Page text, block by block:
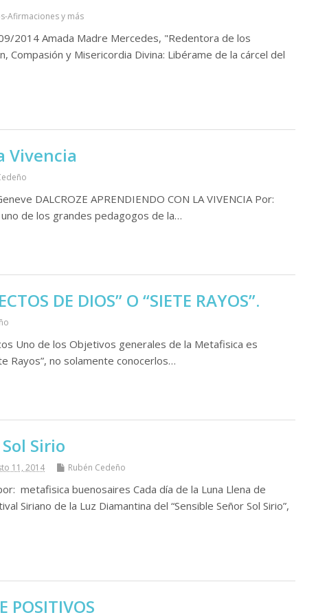
Afirmaciones y más
2014 Amada Madre Mercedes, "Redentora de los
Compasión y Misericordia Divina: Libérame de la cárcel del
Vivencia
DALCROZE APRENDIENDO CON LA VIVENCIA Por:
de los grandes pedagogos de la…
DE DIOS” O “SIETE RAYOS”.
Uno de los Objetivos generales de la Metafisica es
Rayos”, no solamente conocerlos…
Sirio
11, 2014 Rubén Cedeño
metafisica buenosaires Cada día de la Luna Llena de
Siriano de la Luz Diamantina del “Sensible Señor Sol Sirio”,
POSITIVOS